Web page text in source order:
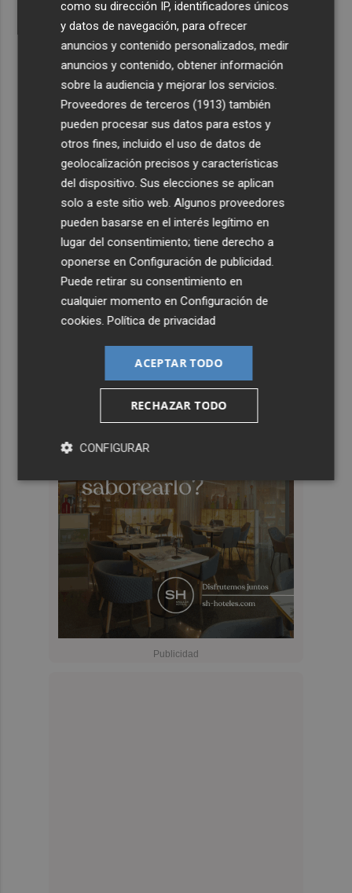
como su dirección IP, identificadores únicos
y datos de navegación, para ofrecer
anuncios y contenido personalizados, medir
anuncios y contenido, obtener información
sobre la audiencia y mejorar los servicios.
Proveedores de terceros (1913) también
pueden procesar sus datos para estos y
otros fines, incluido el uso de datos de
geolocalización precisos y características
del dispositivo. Sus elecciones se aplican
solo a este sitio web. Algunos proveedores
pueden basarse en el interés legítimo en
lugar del consentimiento; tiene derecho a
oponerse enConfiguración de publicidad.
Puede retirar su consentimiento en
cualquier momento enConfiguración de
cookies.Política de privacidad
ACEPTAR TODO
RECHAZAR TODO
CONFIGURAR